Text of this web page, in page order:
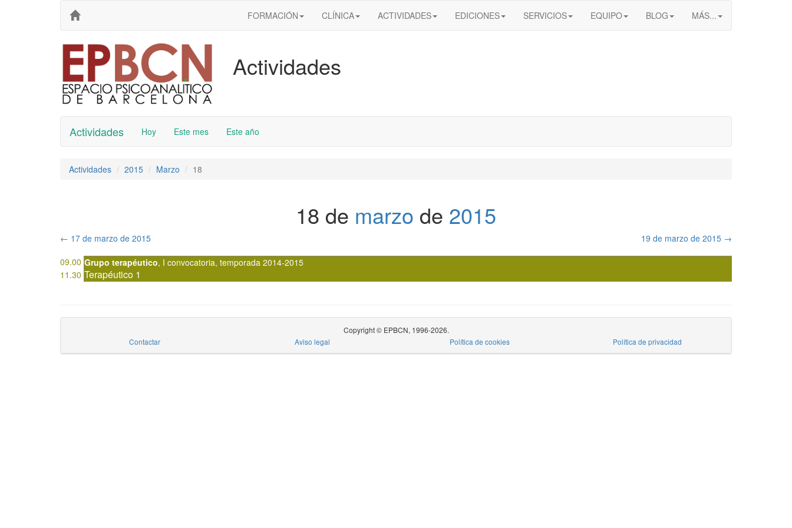
FORMACIÓN CLÍNICA ACTIVIDADES EDICIONES SERVICIOS EQUIPO BLOG MÁS...
Actividades
Actividades Hoy Este mes Este año
Actividades 2015 Marzo 18
18 de marzo de 2015
← 17 de marzo de 2015 19 de marzo de 2015 →
09.00 Grupo terapéutico, I convocatoria, temporada 2014-2015
Terapéutico 1
11.30
Copyright © EPBCN, 1996-2026.
Contactar
Aviso legal Política de cookies Política de privacidad